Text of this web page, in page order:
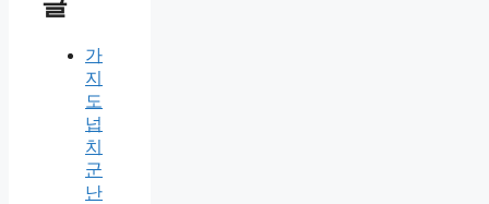
글
가
지
도
넙
치
군
난